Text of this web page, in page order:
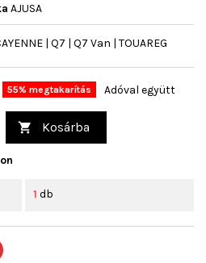
AJUSA
| Q7 | Q7 Van | TOUAREG
55% megtakarítás Adóval együtt
 Kosárba
1 db